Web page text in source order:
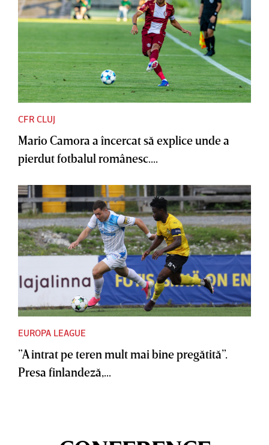
CFR CLUJ
Mario Camora a încercat să explice unde a
pierdut fotbalul românesc....
EUROPA LEAGUE
”A intrat pe teren mult mai bine pregătită”.
Presa finlandeză,...